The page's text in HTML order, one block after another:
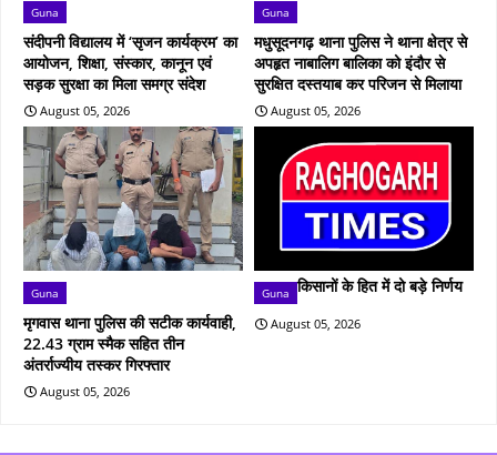
Guna
संदीपनी विद्यालय में ‘सृजन कार्यक्रम’ का
आयोजन, शिक्षा, संस्कार, कानून एवं
सड़क सुरक्षा का मिला समग्र संदेश
August 05, 2026
Guna
मधुसूदनगढ़ थाना पुलिस ने थाना क्षेत्र से
अपहृत नाबालिग बालिका को इंदौर से
सुरक्षित दस्तयाब कर परिजन से मिलाया
August 05, 2026
Guna
मृगवास थाना पुलिस की सटीक कार्यवाही,
22.43 ग्राम स्मैक सहित तीन
अंतर्राज्यीय तस्कर गिरफ्तार
August 05, 2026
Guna किसानों के हित में दो बड़े निर्णय
August 05, 2026